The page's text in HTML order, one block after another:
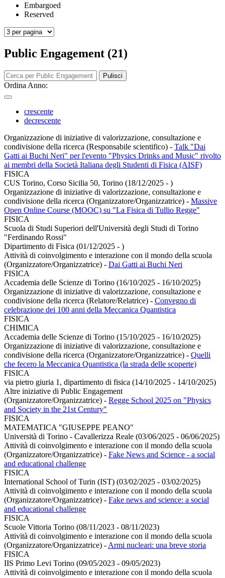
Embargoed
Reserved
Public Engagement (21)
Pulisci
Ordina Anno:
crescente
decrescente
Organizzazione di iniziative di valorizzazione, consultazione e
condivisione della ricerca (Responsabile scientifico) - Talk "Dai
Gatti ai Buchi Neri" per l'evento "Physics Drinks and Music" rivolto
ai membri della Società Italiana degli Studenti di Fisica (AISF)
FISICA
CUS Torino, Corso Sicilia 50, Torino (18/12/2025 - )
Organizzazione di iniziative di valorizzazione, consultazione e
condivisione della ricerca (Organizzatore/Organizzatrice) - Massive
Open Online Course (MOOC) su "La Fisica di Tullio Regge"
FISICA
Scuola di Studi Superiori dell'Università degli Studi di Torino
"Ferdinando Rossi"
Dipartimento di Fisica (01/12/2025 - )
Attività di coinvolgimento e interazione con il mondo della scuola
(Organizzatore/Organizzatrice) - Dai Gatti ai Buchi Neri
FISICA
Accademia delle Scienze di Torino (16/10/2025 - 16/10/2025)
Organizzazione di iniziative di valorizzazione, consultazione e
condivisione della ricerca (Relatore/Relatrice) - Convegno di
celebrazione dei 100 anni della Meccanica Quantistica
FISICA
CHIMICA
Accademia delle Scienze di Torino (15/10/2025 - 16/10/2025)
Organizzazione di iniziative di valorizzazione, consultazione e
condivisione della ricerca (Organizzatore/Organizzatrice) - Quelli
che fecero la Meccanica Quantistica (la strada delle scoperte)
FISICA
via pietro giuria 1, dipartimento di fisica (14/10/2025 - 14/10/2025)
Altre iniziative di Public Engagement
(Organizzatore/Organizzatrice) - Regge School 2025 on "Physics
and Society in the 21st Century"
FISICA
MATEMATICA "GIUSEPPE PEANO"
Università di Torino - Cavallerizza Reale (03/06/2025 - 06/06/2025)
Attività di coinvolgimento e interazione con il mondo della scuola
(Organizzatore/Organizzatrice) - Fake News and Science - a social
and educational challenge
FISICA
International School of Turin (IST) (03/02/2025 - 03/02/2025)
Attività di coinvolgimento e interazione con il mondo della scuola
(Organizzatore/Organizzatrice) - Fake news and science: a social
and educational challenge
FISICA
Scuole Vittoria Torino (08/11/2023 - 08/11/2023)
Attività di coinvolgimento e interazione con il mondo della scuola
(Organizzatore/Organizzatrice) - Armi nucleari: una breve storia
FISICA
IIS Primo Levi Torino (09/05/2023 - 09/05/2023)
Attività di coinvolgimento e interazione con il mondo della scuola